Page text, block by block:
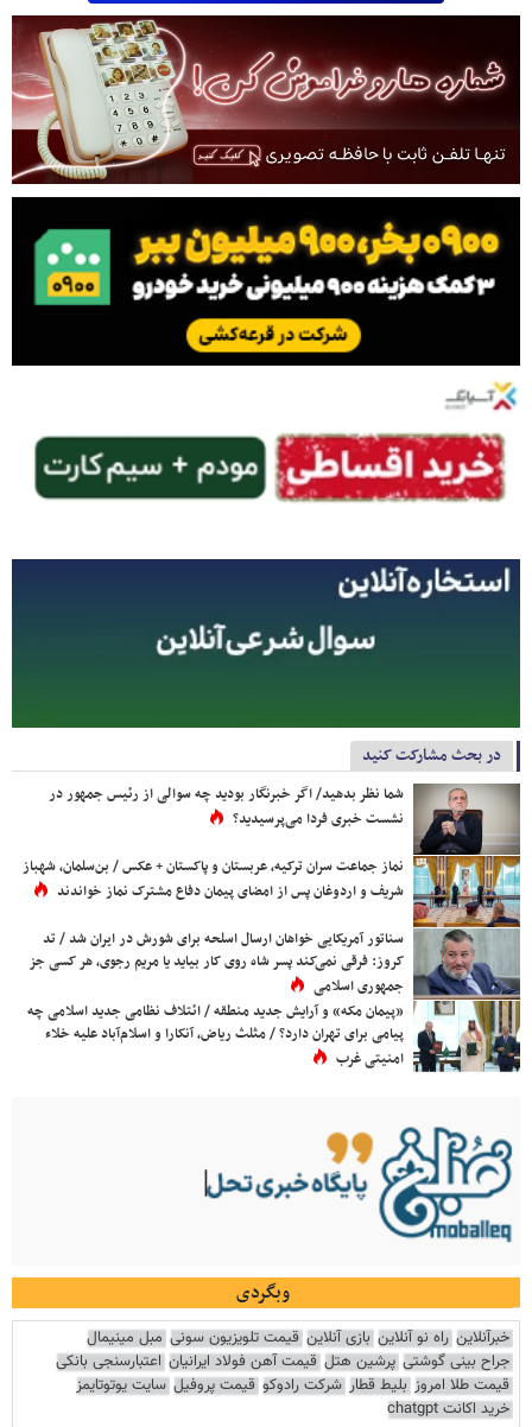
در بحث مشارکت کنید
شما نظر بدهید/ اگر خبرنگار بودید چه سوالی از رئیس جمهور در
نشست خبری فردا می‌پرسیدید؟
نماز جماعت سران ترکیه، عربستان و پاکستان + عکس / بن‌سلمان، شهباز
شریف و اردوغان پس از امضای پیمان دفاع مشترک نماز خواندند
سناتور آمریکایی خواهان ارسال اسلحه برای شورش در ایران شد / تد
کروز: فرقی نمی‌کند پسر شاه روی کار بیاید یا مریم رجوی، هر کسی جز
جمهوری اسلامی
«پیمان مکه» و آرایش جدید منطقه / ائتلاف نظامی جدید اسلامی چه
پیامی برای تهران دارد؟ / مثلث ریاض، آنکارا و اسلام‌آباد علیه خلاء
امنیتی غرب
وبگردی
خبرآنلاین راه نو آنلاین بازی آنلاین قیمت تلویزیون سونی مبل مینیمال
جراح بینی گوشتی پرشین هتل قیمت آهن فولاد ایرانیان اعتبارسنجی بانکی
قیمت طلا امروز بلیط قطار شرکت رادوکو قیمت پروفیل سایت یوتوتایمز
خرید اکانت chatgpt